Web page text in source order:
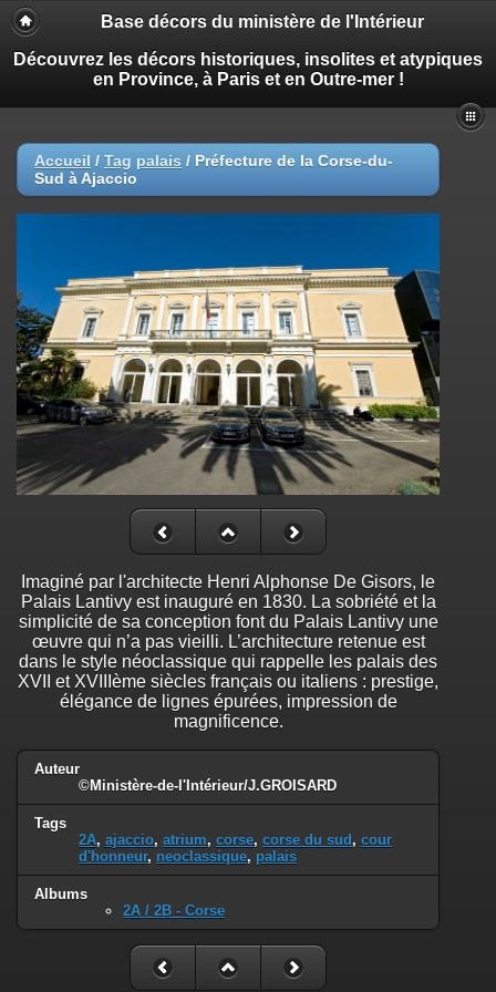
Base décors du ministère de l'Intérieur
Découvrez les décors historiques, insolites et atypiques
en Province, à Paris et en Outre-mer !
Accueil / Tag palais / Préfecture de la Corse-du-
Sud à Ajaccio
Imaginé par l'architecte Henri Alphonse De Gisors, le
Palais Lantivy est inauguré en 1830. La sobriété et la
simplicité de sa conception font du Palais Lantivy une
œuvre qui n’a pas vieilli. L’architecture retenue est
dans le style néoclassique qui rappelle les palais des
XVII et XVIIIème siècles français ou italiens : prestige,
élégance de lignes épurées, impression de
magnificence.
Auteur
©Ministère-de-l'Intérieur/J.GROISARD
Tags
2A, ajaccio, atrium, corse, corse du sud , cour
d'honneur, neoclassique, palais
Albums
2A / 2B - Corse